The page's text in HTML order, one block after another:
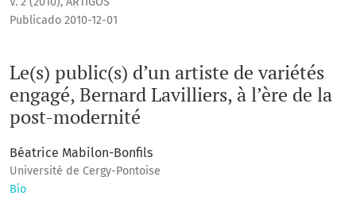
Le(s) public(s) d’un artiste de variétés
engagé, Bernard Lavilliers, à l’ère de la
post-modernité
Publicado 2010-12-01
Béatrice Mabilon-Bonfils
Université de Cergy-Pontoise
Bio